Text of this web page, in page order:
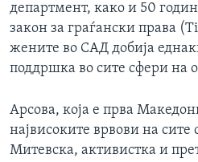
департмент, како и 50
закон за граѓански права
жените во САД добија
поддршка во сите сфери на
Арсова, која е прва
највисоките врвови на
Митевска, активистка и